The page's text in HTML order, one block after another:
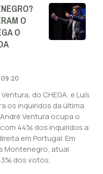
O
O
09:20
do CHEGA, e Luís
os inquiridos da última
Ventura ocupa o
44% dos inquiridos a
em Portugal. Em
Montenegro, atual
dos votos.